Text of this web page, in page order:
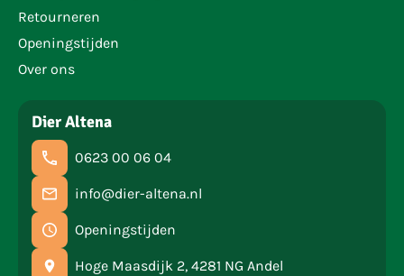
Retourneren
Openingstijden
Over ons
Dier Altena
0623 00 06 04
info@dier-altena.nl
Openingstijden
Hoge Maasdijk 2, 4281 NG Andel